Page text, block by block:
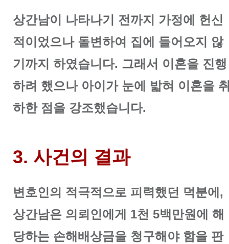
상간남이 나타나기 전까지 가정에 헌신
적이었으나 돌변하여 집에 들어오지 않
기까지 하였습니다. 그래서 이혼을 진행
하려 했으나 아이가 눈에 밟혀 이혼을
하한 점을 강조했습니다.
3. 사건의 결과
변호인의 적극적으로 피력했던 덕분에,
상간남은 의뢰인에게 1천 5백만원에 해
당하는 손해배상금을 청구해야 함을 판